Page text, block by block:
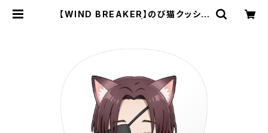
【WIND BREAKER】のび猫クッショ